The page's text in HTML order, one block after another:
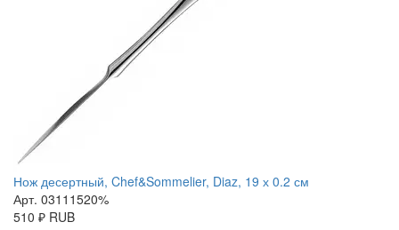
Нож десертный, Chef&Sommelier, Diaz, 19 х 0.2 см
Арт. 03111520%
510 ₽ RUB